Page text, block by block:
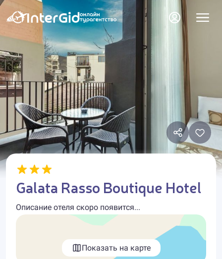
Galata Rasso Boutique Hotel
Описание отеля скоро появится...
Показать на карте